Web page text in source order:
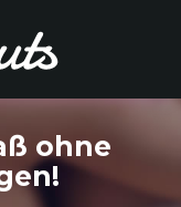
ohne